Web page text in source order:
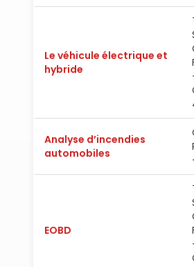
Le véhicule électrique et
hybride
Analyse d’incendies
automobiles
EOBD